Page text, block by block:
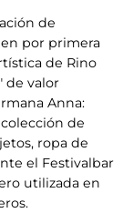
de
por primera
de Rino
de valor
Anna:
de
ropa de
el Festivalbar
utilizada en